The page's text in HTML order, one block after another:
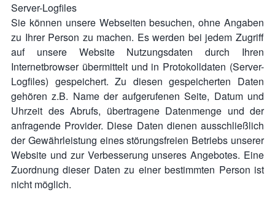
Server-Logfiles
Sie können unsere Webseiten besuchen, ohne Angaben
zu Ihrer Person zu machen. Es werden bei jedem Zugriff
auf unsere Website Nutzungsdaten durch Ihren
Internetbrowser übermittelt und in Protokolldaten (Server-
Logfiles) gespeichert. Zu diesen gespeicherten Daten
gehören z.B. Name der aufgerufenen Seite, Datum und
Uhrzeit des Abrufs, übertragene Datenmenge und der
anfragende Provider. Diese Daten dienen ausschließlich
der Gewährleistung eines störungsfreien Betriebs unserer
Website und zur Verbesserung unseres Angebotes. Eine
Zuordnung dieser Daten zu einer bestimmten Person ist
nicht möglich.